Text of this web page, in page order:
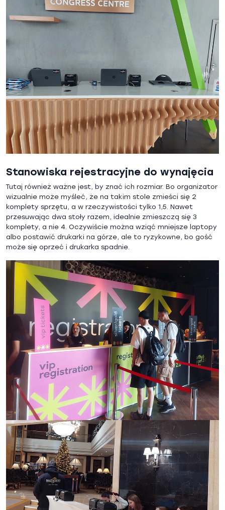
Stanowiska rejestracyjne do wynajęcia
Tutaj również ważne jest, by znać ich rozmiar. Bo organizator
wizualnie może myśleć, że na takim stole zmieści się 2
komplety sprzętu, a w rzeczywistości tylko 1,5. Nawet
przesuwając dwa stoły razem, idealnie zmieszczą się 3
komplety, a nie 4. Oczywiście można wziąć mniejsze laptopy
albo postawić drukarki na górze, ale to ryzykowne, bo gość
może się oprzeć i drukarka spadnie.